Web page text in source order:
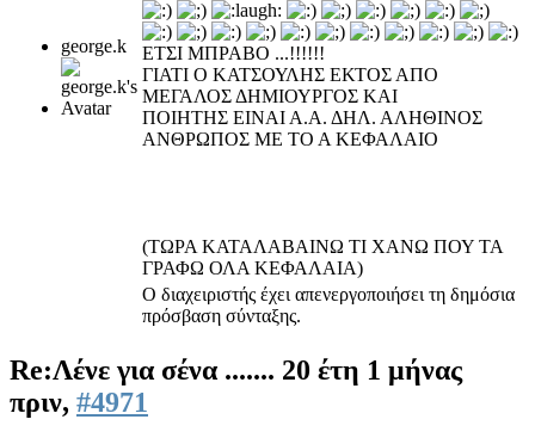
george.k
ΕΤΣΙ ΜΠΡΑΒΟ ...!!!!!!
ΓΙΑΤΙ Ο ΚΑΤΣΟΥΛΗΣ ΕΚΤΟΣ ΑΠΟ
ΜΕΓΑΛΟΣ ΔΗΜΙΟΥΡΓΟΣ ΚΑΙ
ΠΟΙΗΤΗΣ ΕΙΝΑΙ Α.Α. ΔΗΛ. ΑΛΗΘΙΝΟΣ
ΑΝΘΡΩΠΟΣ ΜΕ ΤΟ Α ΚΕΦΑΛΑΙΟ
(ΤΩΡΑ ΚΑΤΑΛΑΒΑΙΝΩ ΤΙ ΧΑΝΩ ΠΟΥ ΤΑ
ΓΡΑΦΩ ΟΛΑ ΚΕΦΑΛΑΙΑ)
Ο διαχειριστής έχει απενεργοποιήσει τη δημόσια
πρόσβαση σύνταξης.
Re:Λένε για σένα ....... 20 έτη 1 μήνας
πριν, #4971